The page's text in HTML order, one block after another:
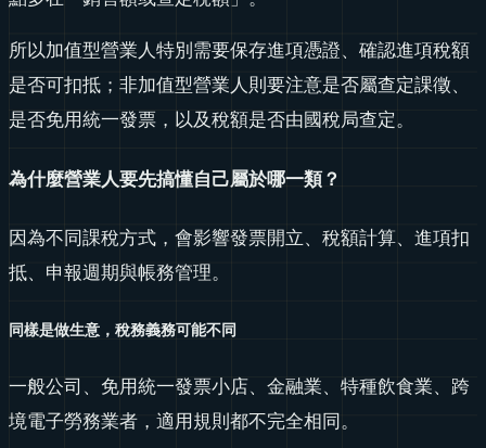
所以加值型營業人特別需要保存進項憑證、確認進項稅額
是否可扣抵；非加值型營業人則要注意是否屬查定課徵、
是否免用統一發票，以及稅額是否由國稅局查定。
為什麼營業人要先搞懂自己屬於哪一類？
因為不同課稅方式，會影響發票開立、稅額計算、進項扣
抵、申報週期與帳務管理。
同樣是做生意，稅務義務可能不同
一般公司、免用統一發票小店、金融業、特種飲食業、跨
境電子勞務業者，適用規則都不完全相同。